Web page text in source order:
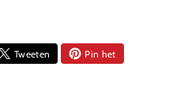
Tweeten Pin het